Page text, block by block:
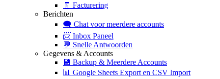
🧾 Facturering
Berichten
🗨️ Chat voor meerdere accounts
📨 Inbox Paneel
💬 Snelle Antwoorden
Gegevens & Accounts
💾 Backup & Meerdere Accounts
📊 Google Sheets Export en CSV Import